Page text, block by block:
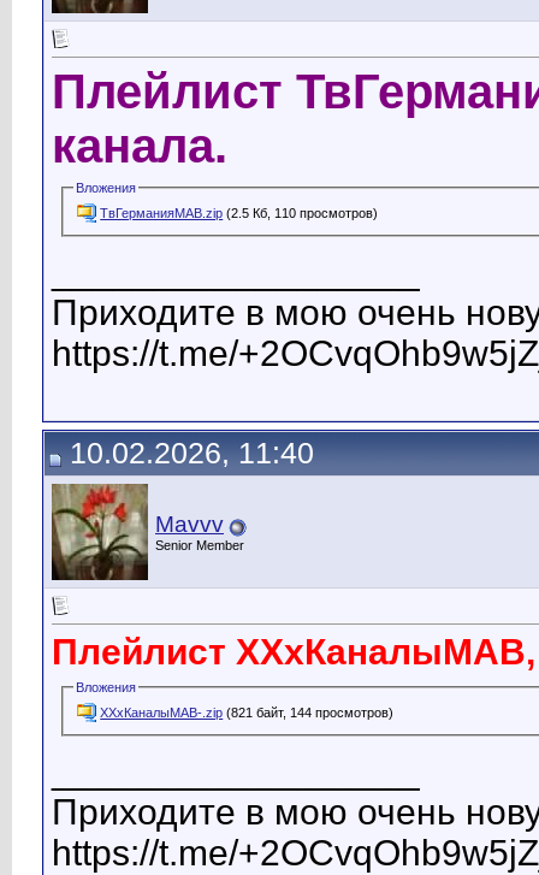
Плейлист
канала.
Вложения
ТвГерманияМАВ.zip (2.5 Кб, 110 просмотров)
Приходите в мою очень
https://t.me/
10.02.2026, 11:40
Mavvv
Senior Member
Плейлист ХХхКаналыМАВ,
Вложения
ХХхКаналыМАВ-.zip (821 байт, 144 просмотров)
Приходите в мою очень
https://t.me/